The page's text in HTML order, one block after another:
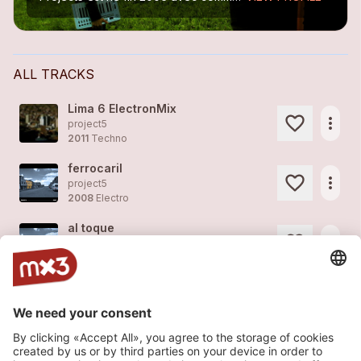
ALL TRACKS
Lima 6 ElectronMix
project5
2011 Techno
more_horiz
ferrocaril
project5
2008 Electro
more_horiz
al toque
2008
2008Electro
ayacucho calle central